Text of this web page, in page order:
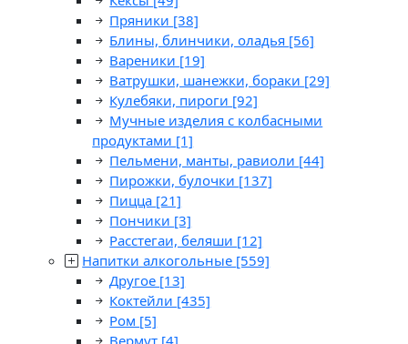
Пряники [38]
Блины, блинчики, оладья [56]
Вареники [19]
Ватрушки, шанежки, бораки [29]
Кулебяки, пироги [92]
Мучные изделия с колбасными
продуктами [1]
Пельмени, манты, равиоли [44]
Пирожки, булочки [137]
Пицца [21]
Пончики [3]
Расстегаи, беляши [12]
Напитки алкогольные [559]
Другое [13]
Коктейли [435]
Ром [5]